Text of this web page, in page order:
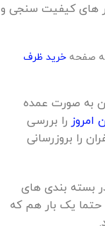
های کیفیت‌ سنجی و
صفحه خرید ظرف
به صورت عمده
امروز را بررسی
را بروزرسانی
بسته بندی های
یک بار هم که